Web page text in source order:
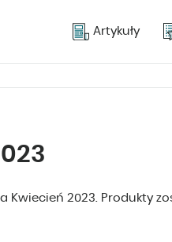
Artykuły
2023. Produkty